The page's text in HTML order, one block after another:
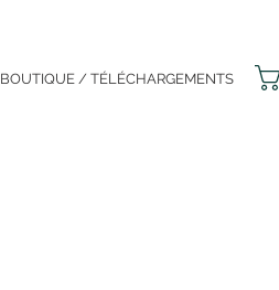
BOUTIQUE / TÉLÉCHARGEMENTS